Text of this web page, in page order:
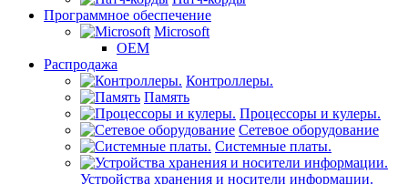
Программное обеспечение
Microsoft
OEM
Распродажа
Контроллеры.
Память
Процессоры и кулеры.
Сетевое оборудование
Системные платы.
Устройства хранения и носители информации.